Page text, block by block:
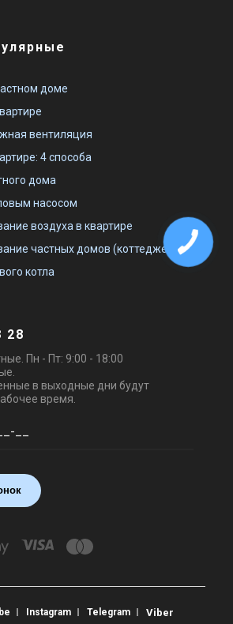
доме
вентиляция
4 способа
дома
насосом
воздуха в квартире
частных домов (коттеджей)
котла
28
Пн - Пт: 9:00 - 18:00
в выходные дни будут
время.
Instagram Telegram Viber